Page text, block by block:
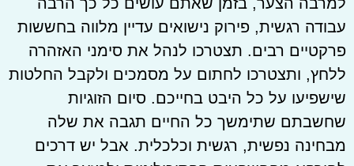
למרבה הצער, בזמן שאתם עושים כל כך הרבה
עבודה רגשית, פירוק נישואים עדיין מלווה בחששות
פרקטיים רבים. תצטרכו לנהל את סימני האזהרה
ללחץ, ותצטרכו לחתום על מסמכים ולקבל החלטות
שישפיעו על כל היבט בחייכם. סיום הזוגיות
שחשבתם שתימשך כל החיים תגבה את שלה
מבחינה נפשית, רגשית וכלכלית. אבל יש דרכים